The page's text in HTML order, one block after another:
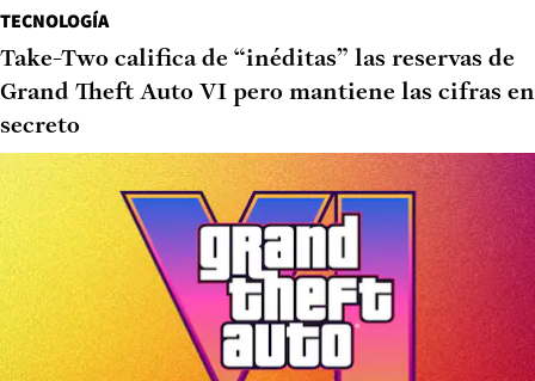
TECNOLOGÍA
Take-Two califica de “inéditas” las reservas de
Grand Theft Auto VI pero mantiene las cifras en
secreto